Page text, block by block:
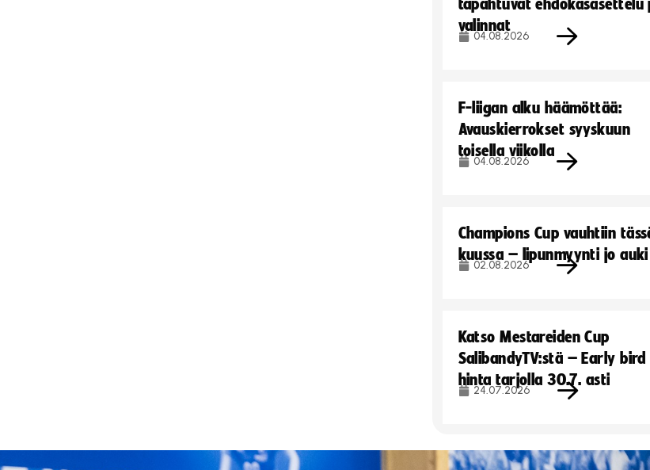
tapahtuvat ehdokasasettelu
valinnat
04.08.2026
F-liigan alku häämöttää:
Avauskierrokset syyskuun
toisella viikolla
04.08.2026
Champions Cup vauhtiin
kuussa – lipunmyynti jo auki
02.08.2026
Katso Mestareiden Cup
SalibandyTV:stä – Early
hinta tarjolla 30.7. asti
24.07.2026